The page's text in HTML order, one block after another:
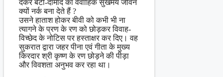
देकर बेटी-दामाद का वैवाहिक सुखमय जीवन
क्यों नर्क बना देते हैं ?
उसने हाताश होकर बीवी को कभी भी ना
त्यागने के प्रण के रण को छोड़कर विवाह-
विच्छेद के नोटिस पर हस्ताक्षर कर दिए। वह
सुकरात द्वारा जहर पीना एवं गीता के मुख्य
किरदार श्री कृष्ण के रण छोड़ने की पीड़ा
और विवशता अनुभव कर रहा था।